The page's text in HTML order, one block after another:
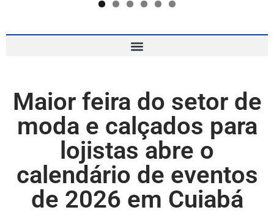
Maior feira do setor de
moda e calçados para
lojistas abre o
calendário de eventos
de 2026 em Cuiabá